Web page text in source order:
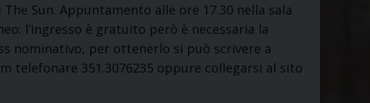
Sun. Appuntamento alle ore 17.30 nella sala
l’ingresso è gratuito però è necessaria la
nominativo, per ottenerlo si può scrivere a
telefonare 351.3076235 oppure collegarsi al sito